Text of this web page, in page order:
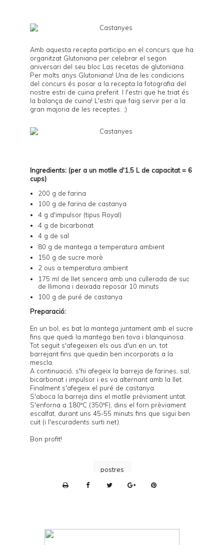
Amb aquesta recepta participo en el concurs que ha
organitzat Glutoniana per celebrar el segon
aniversari del seu bloc Las recetas de glutoniana
Per molts anys Glutoniana! Una de les condicions
del concurs és posar a la recepta la fotografia del
nostre estri de cuina preferit. I l'estri que he triat és
la balança de cuina! L'estri que faig servir per a la
gran majoria de les receptes. ;)
Ingredients: (per a un motlle d'1.5 L de capacitat = 6
cups)
200 g de farina
100 g de farina de castanya
4 g d'impulsor (tipus Royal)
4 g de bicarbonat
4 g de sal
80 g de mantega a temperatura ambient
150 g de sucre morè
2 ous a temperatura ambient
175 ml de llet sencera amb una cullerada de suc
de llimona i deixada reposar 10 minuts
100 g de puré de castanya
Preparació:
En un bol, es bat la mantega juntament amb el sucre
fins que quedi la mantega ben tova i blanquinosa.
Tot seguit s'afegeixen els ous d'un en un, tot
barrejant fins que quedin ben incorporats a la
mescla.
A continuació, s'hi afegeix la barreja de farines, sal,
bicarbonat i impulsor i es va alternant amb la llet.
Finalment s'afegeix el puré de castanya.
S'aboca la barreja dins el motlle prèviament untat.
S'enforna a 180ºC (350ºF), dins el forn prèviament
escalfat, durant uns 45-55 minuts fins que sigui ben
cuit (i l'escuradents surti net).
Bon profit!
postres
n